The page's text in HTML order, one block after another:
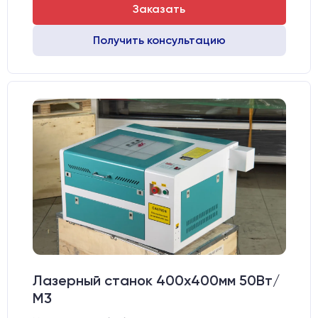
Заказать
Получить консультацию
Лазерный станок 400х400мм 50Вт/
М3